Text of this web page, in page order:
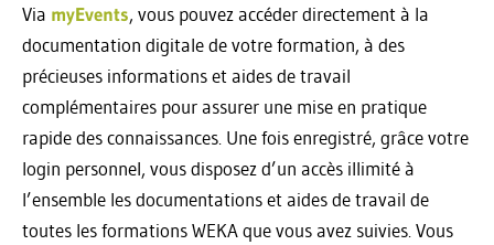
Via myEvents, vous pouvez accéder directement à la
documentation digitale de votre formation, à des
précieuses informations et aides de travail
complémentaires pour assurer une mise en pratique
rapide des connaissances. Une fois enregistré, grâce votre
login personnel, vous disposez d’un accès illimité à
l’ensemble les documentations et aides de travail de
toutes les formations WEKA que vous avez suivies. Vous